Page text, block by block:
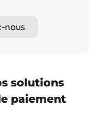
-nous
solutions
paiement